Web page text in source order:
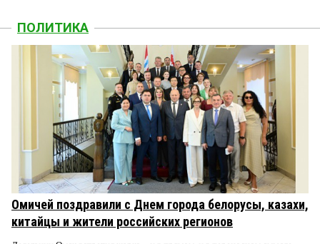
ПОЛИТИКА
Омичей поздравили с Днем города белорусы, казахи,
китайцы и жители российских регионов